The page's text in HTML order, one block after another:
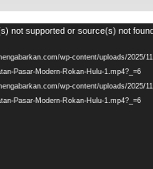
not supported or source(s) not
wp-content/uploads/2025/
Pasar-Modern-Rokan-Hulu-1.mp4?_=6
wp-content/uploads/2025/
Pasar-Modern-Rokan-Hulu-1.mp4?_=6